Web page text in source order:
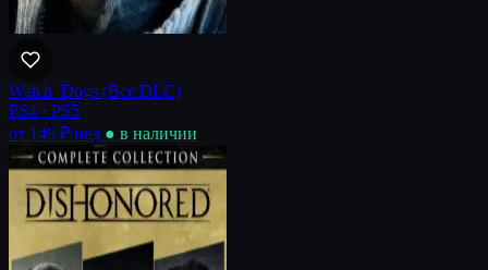
Watch_Dogs (Все DLC)
PS4 · PS5
от 149 ₽/нед ● в наличии